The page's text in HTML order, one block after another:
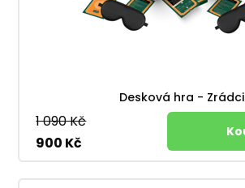
Desková hra - Zrádci
1 090 Kč
900 Kč